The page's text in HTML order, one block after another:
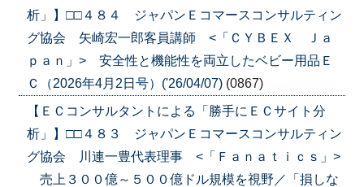
析」】□□４８４ ジャパンＥコマースコンサルティン
グ協会 矢崎宏一郎客員講師 <「ＣＹＢＥＸ Ｊａ
ｐａｎ」> 安全性と機能性を両立したベビー用品Ｅ
Ｃ（2026年4月2日号）('26/04/07) (0867)
【ＥＣコンサルタントによる「勝手にＥＣサイト分
析」】□□４８３ ジャパンＥコマースコンサルティン
グ協会 川連一豊代表理事 <「Ｆａｎａｔｉｃｓ」>
売上３００億～５００億ドル規模を視野／「損しな